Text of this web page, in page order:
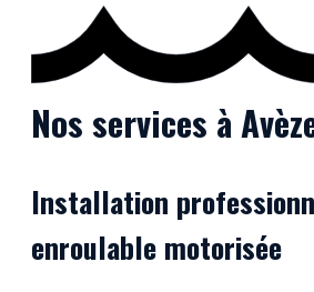
Nos services à
Installation
enroulable motorisée